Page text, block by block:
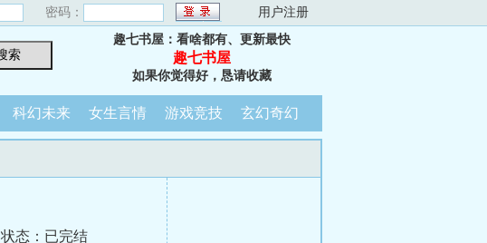
密码： 用户注册
趣七书屋：看啥都有、更新最快
趣七书屋
如果你觉得好，恳请收藏
科幻未来 女生言情 游戏竞技 玄幻奇幻
状态：已完结